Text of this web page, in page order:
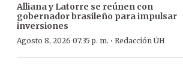
Alliana y Latorre se reúnen con
gobernador brasileño para impulsar
inversiones
Agosto 8, 2026 07:35 p. m. · Redacción ÚH